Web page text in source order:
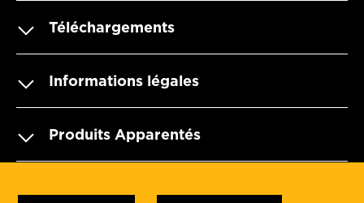
Téléchargements
Informations légales
Produits Apparentés